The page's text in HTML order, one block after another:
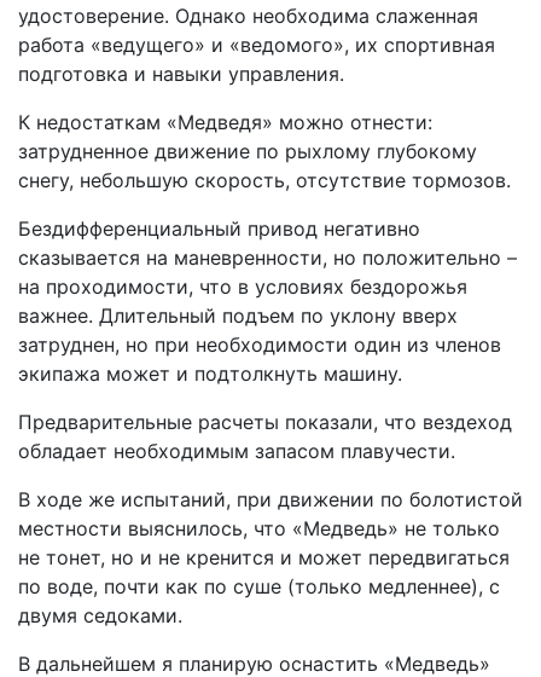
удостоверение. Однако необходима слаженная
работа «ведущего» и «ведомого», их спортивная
подготовка и навыки управления.
К недостаткам «Медведя» можно отнести:
затрудненное движение по рыхлому глубокому
снегу, небольшую скорость, отсутствие тормозов.
Бездифференциальный привод негативно
сказывается на маневренности, но положительно –
на проходимости, что в условиях бездорожья
важнее. Длительный подъем по уклону вверх
затруднен, но при необходимости один из членов
экипажа может и подтолкнуть машину.
Предварительные расчеты показали, что вездеход
обладает необходимым запасом плавучести.
В ходе же испытаний, при движении по болотистой
местности выяснилось, что «Медведь» не только
не тонет, но и не кренится и может передвигаться
по воде, почти как по суше (только медленнее), с
двумя седоками.
В дальнейшем я планирую оснастить «Медведь»